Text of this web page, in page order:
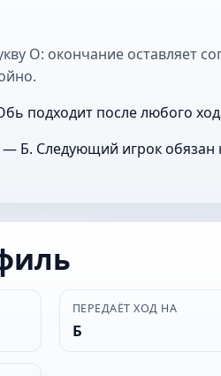
О: окончание оставляет
подходит после любого
Б. Следующий игрок
ПЕРЕДАЁТ ХОД НА
Б